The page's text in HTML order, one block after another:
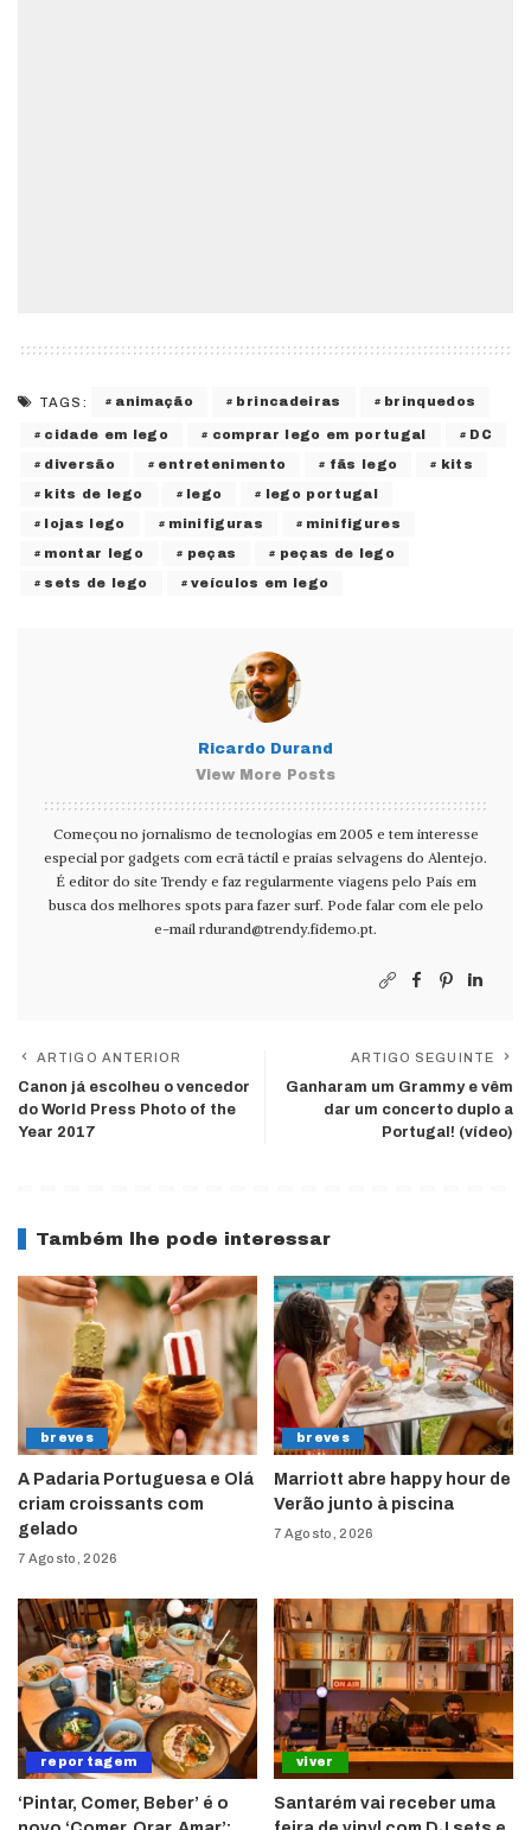
TAGS: animação brincadeiras brinquedos
cidade em lego comprar lego em portugal DC
diversão entretenimento fãs lego kits
kits de lego lego lego portugal
lojas lego minifiguras minifigures
montar lego peças peças de lego
sets de lego veículos em lego
Ricardo Durand
View More Posts
Começou no jornalismo de tecnologias em 2005 e tem interesse
especial por gadgets com ecrã táctil e praias selvagens do Alentejo.
É editor do site Trendy e faz regularmente viagens pelo País em
busca dos melhores spots para fazer surf. Pode falar com ele pelo
e-mail rdurand@trendy.fidemo.pt.
ARTIGO ANTERIOR
Canon já escolheu o vencedor
do World Press Photo of the
Year 2017
ARTIGO SEGUINTE
Ganharam um Grammy e vêm
dar um concerto duplo a
Portugal! (vídeo)
Também lhe pode interessar
breves
A Padaria Portuguesa e Olá
criam croissants com
gelado
7 Agosto, 2026
breves
Marriott abre happy hour de
Verão junto à piscina
7 Agosto, 2026
reportagem
‘Pintar, Comer, Beber’ é o
viver
Santarém vai receber uma